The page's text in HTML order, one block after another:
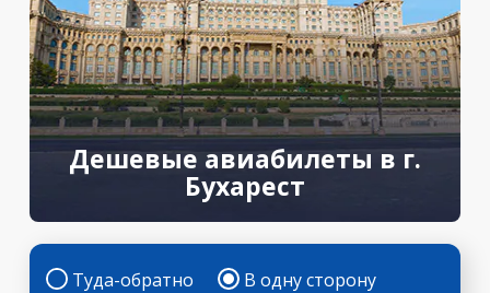
Дешевые авиабилеты в г.
Бухарест
Туда-обратно В одну сторону